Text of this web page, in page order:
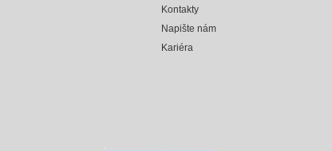
Kontakty
Napište nám
Kariéra